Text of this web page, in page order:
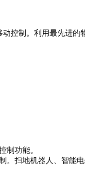
控制。利用最先进的
制功能。
。扫地机器人、智能